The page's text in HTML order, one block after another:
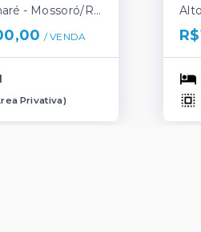
Alto do Sumaré - Mossoró/RN
/ VENDA
Privativa)